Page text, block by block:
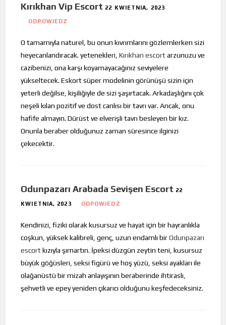
Kırıkhan Vip Escort 22 KWIETNIA, 2023
ODPOWIEDZ
O tamamıyla naturel, bu onun kıvrımlarını gözlemlerken sizi
heyecanlandıracak. yetenekleri,Kırıkhan escortarzunuzu ve
cazibenizi, ona karşı koyamayacağınız seviyelere
yükseltecek. Eskort süper modelinin görünüşü sizin için
yeterli değilse, kişiliğiyle de sizi şaşırtacak. Arkadaşlığını çok
neşeli kılan pozitif ve dost canlısı bir tavrı var. Ancak, onu
hafife almayın. Dürüst ve elverişli tavrı besleyen bir kız.
Onunla beraber olduğunuz zaman süresince ilginizi
çekecektir.
Odunpazarı Arabada Sevişen Escort 22
KWIETNIA, 2023 ODPOWIEDZ
Kendinizi, fiziki olarak kusursuz ve hayat için bir hayranlıkla
coşkun, yüksek kalibreli, genç, uzun endamlı birOdunpazarı
escortkızıyla şımartın. İpeksi düzgün zeytin teni, kusursuz
büyük göğüsleri, seksi figürü ve hoş yüzü, seksi ayakları ile
olağanüstü bir mizah anlayışının beraberinde ihtiraslı,
şehvetli ve epey yeniden çıkarıcı olduğunu keşfedeceksiniz.